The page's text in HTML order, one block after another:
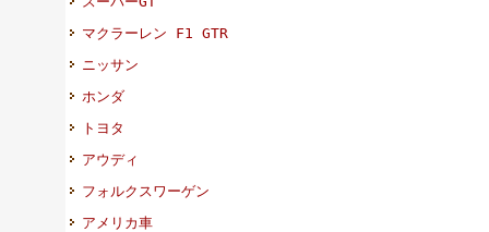
マクラーレン F1 GTR
ニッサン
ホンダ
トヨタ
アウディ
フォルクスワーゲン
アメリカ車